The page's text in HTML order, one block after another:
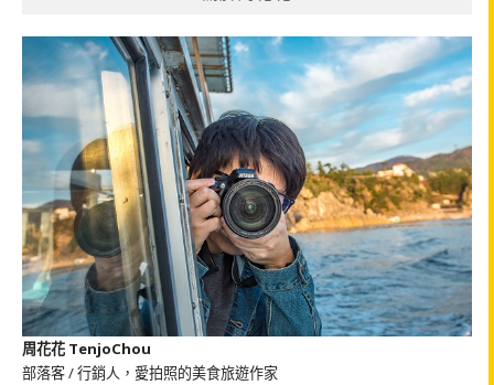
周花花 TenjoChou
部落客 / 行銷人，愛拍照的美食旅遊作家